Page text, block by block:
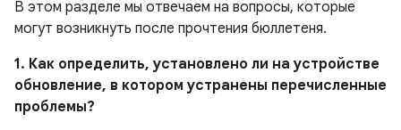
В этом разделе мы отвечаем на вопросы, которые
могут возникнуть после прочтения бюллетеня.
1. Как определить, установлено ли на устройстве
обновление, в котором устранены перечисленные
проблемы?